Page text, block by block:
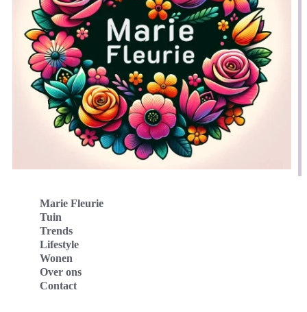
Marie Fleurie
Tuin
Trends
Lifestyle
Wonen
Over ons
Contact